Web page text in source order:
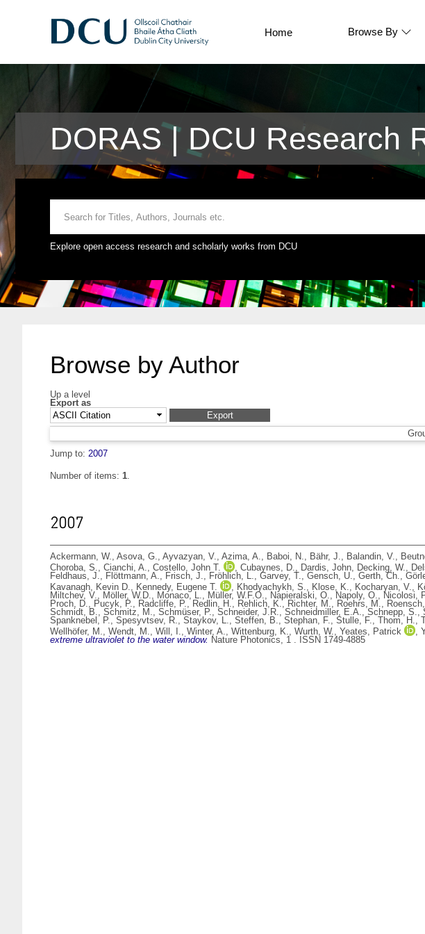
Home Browse By
DORAS | DCU Research
Explore open access research and scholarly works from DCU
Browse by Author
Up a level
Export as
Jump to: 2007
Number of items: 1.
2007
Ackermann, W., Asova, G., Ayvazyan, V., Azima, A., Baboi, N., Bähr, J., Balandin, V.,
Choroba, S., Cianchi, A., Costello, John T. , Cubaynes, D., Dardis, John, Decking, W.,
Feldhaus, J., Flöttmann, A., Frisch, J., Fröhlich, L., Garvey, T., Gensch, U., Gerth, Ch.,
Kavanagh, Kevin D., Kennedy, Eugene T. , Khodyachykh, S., Klose, K., Kocharyan, V.,
Miltchev, V., Möller, W.D., Monaco, L., Müller, W.F.O., Napieralski, O., Napoly, O., Nicolosi,
Proch, D., Pucyk, P., Radcliffe, P., Redlin, H., Rehlich, K., Richter, M., Roehrs, M.,
Schmidt, B., Schmitz, M., Schmüser, P., Schneider, J.R., Schneidmiller, E.A., Schnepp, S.,
Spanknebel, P., Spesyvtsev, R., Staykov, L., Steffen, B., Stephan, F., Stulle, F., Thom, H.,
Wellhöfer, M., Wendt, M., Will, I., Winter, A., Wittenburg, K., Wurth, W., Yeates, Patrick ,
extreme ultraviolet to the water window. Nature Photonics, 1 . ISSN 1749-4885